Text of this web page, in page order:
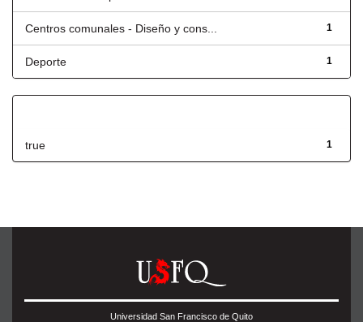
1
Centros comunales - Diseño y cons...
1
Deporte
1
true
Universidad San Francisco de Quito